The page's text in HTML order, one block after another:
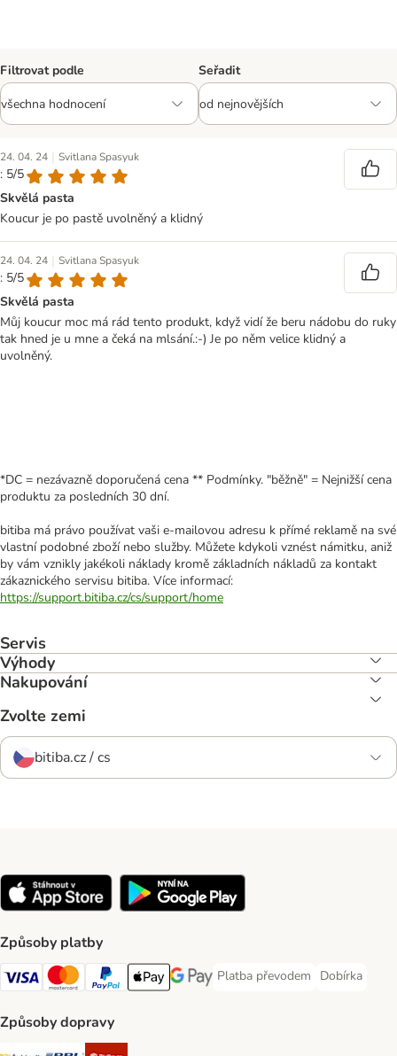
Filtrovat podle Seřadit
24. 04. 24 | Svitlana Spasyuk
: 5/5
Skvělá pasta
Koucur je po pastě uvolněný a klidný
24. 04. 24 | Svitlana Spasyuk
: 5/5
Skvělá pasta
Můj koucur moc má rád tento produkt, když vidí že beru nádobu do ruky
tak hned je u mne a čeká na mlsání.:-) Je po něm velice klidný a
uvolněný.
*DC = nezávazně doporučená cena ** Podmínky. "běžně" = Nejnižší cena
produktu za posledních 30 dní.
bitiba má právo používat vaši e-mailovou adresu k přímé reklamě na své
vlastní podobné zboží nebo služby. Můžete kdykoli vznést námitku, aniž
by vám vznikly jakékoli náklady kromě základních nákladů za kontakt
zákaznického servisu bitiba. Více informací:
https://support.bitiba.cz/cs/support/home
Servis
Výhody
Nakupování
Zvolte zemi
bitiba.cz / cs
Způsoby platby
Visa Payment Method
mastercard Payment Method
PayPal Payment Method
Apple pay Payment Method
Google Pay Payment Method
Platba převodem
Platba převodem Payment
Dobírka
Dobírka
Způsoby dopravy
Česká pošta Shipping Method
PPL Shipping Method